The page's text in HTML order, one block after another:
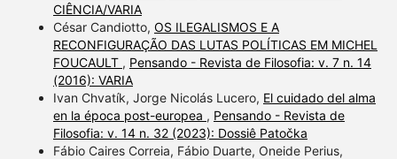
CIÊNCIA/VARIA
César Candiotto, OS ILEGALISMOS E A
RECONFIGURAÇÃO DAS LUTAS POLÍTICAS EM MICHEL
FOUCAULT , Pensando - Revista de Filosofia: v. 7 n. 14
(2016): VARIA
Ivan Chvatík, Jorge Nicolás Lucero, El cuidado del alma
en la época post-europea , Pensando - Revista de
Filosofia: v. 14 n. 32 (2023): Dossiê Patočka
Fábio Caires Correia, Fábio Duarte, Oneide Perius,